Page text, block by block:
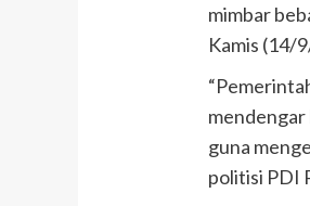
mimbar
Kamis (14/
guna
politisi PDI